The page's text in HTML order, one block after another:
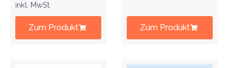
inkl. MwSt.
Zum Produkt Zum Produkt